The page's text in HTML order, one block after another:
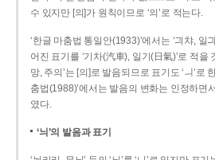
수 있지만 [의]가 원칙이므로 ‘의’로 적는다.
‘한글 마춤법 통일안(1933)’에서는 ‘긔챠, 일
어진 표기를 ‘기차(汽車), 일기(日氣)’로 적을
망, 주의’는 [의]로 발음되므로 표기도 ‘ㅢ’로
춤법(1988)’에서는 발음의 변화는 인정하면
였다.
‘늬’의 발음과 표기